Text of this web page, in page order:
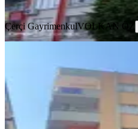
Ara
Çerçi GayrimenkulVOLKAN ÖZ
Mah. Satılık
Tarsus,
· 140 m²·